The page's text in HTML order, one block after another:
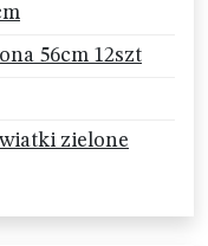
56cm 12szt
zielone